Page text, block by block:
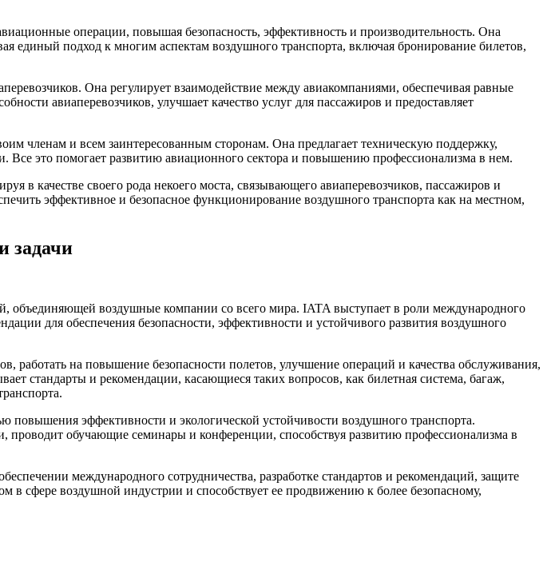
операции, повышая безопасность, эффективность и производительность. Она
единый подход к многим аспектам воздушного транспорта, включая бронирование билетов,
Она регулирует взаимодействие между авиакомпаниями, обеспечивая равные
авиаперевозчиков, улучшает качество услуг для пассажиров и предоставляет
членам и всем заинтересованным сторонам. Она предлагает техническую поддержку,
Все это помогает развитию авиационного сектора и повышению профессионализма в нем.
в качестве своего рода некоего моста, связывающего авиаперевозчиков, пассажиров и
эффективное и безопасное функционирование воздушного транспорта как на местном,
задачи
объединяющей воздушные компании со всего мира. IATA выступает в роли международного
для обеспечения безопасности, эффективности и устойчивого развития воздушного
работать на повышение безопасности полетов, улучшение операций и качества обслуживания,
стандарты и рекомендации, касающиеся таких вопросов, как билетная система, багаж,
эффективности и экологической устойчивости воздушного транспорта.
обучающие семинары и конференции, способствуя развитию профессионализма в
международного сотрудничества, разработке стандартов и рекомендаций, защите
в сфере воздушной индустрии и способствует ее продвижению к более безопасному,